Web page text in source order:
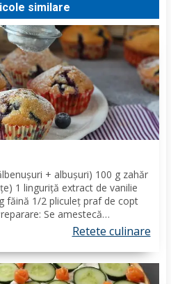
similare
+ albușuri) 100 g zahăr
1 linguriță extract de vanilie
făină 1/2 pliculeț praf de copt
Se amestecă
romul și vanilia. Se adaugă
de...
Retete culinare